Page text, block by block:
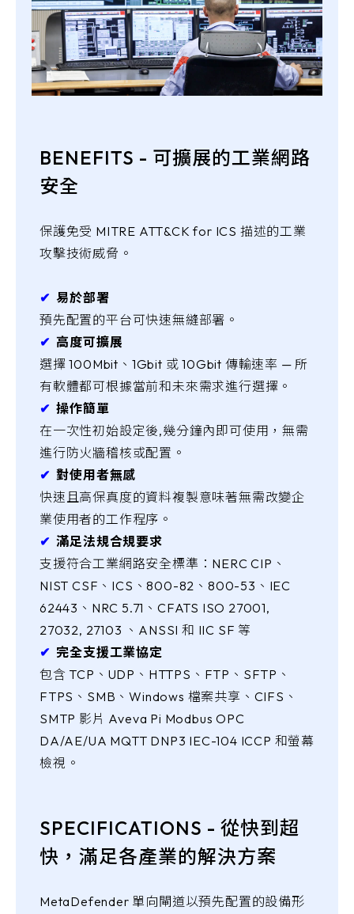
BENEFITS - 可擴展的工業網路
安全
保護免受 MITRE ATT&CK for ICS 描述的工業
攻擊技術威脅。
✔︎ 易於部署
預先配置的平台可快速無縫部署。
✔︎ 高度可擴展
選擇 100Mbit、1Gbit 或 10Gbit 傳輸速率 — 所
有軟體都可根據當前和未來需求進行選擇。
✔︎ 操作簡單
在一次性初始設定後,幾分鐘內即可使用，無需
進行防火牆稽核或配置。
✔︎ 對使用者無感
快速且高保真度的資料複製意味著無需改變企
業使用者的工作程序。
✔︎ 滿足法規合規要求
支援符合工業網路安全標準：NERC CIP、
NIST CSF、ICS、800-82、800-53、IEC
62443、NRC 5.71、CFATS ISO 27001,
27032, 27103 、ANSSI 和 IIC SF 等
✔︎ 完全支援工業協定
包含 TCP、UDP、HTTPS、FTP、SFTP、
FTPS、SMB、Windows 檔案共享、CIFS、
SMTP 影片 Aveva Pi Modbus OPC
DA/AE/UA MQTT DNP3 IEC-104 ICCP 和螢幕
檢視。
SPECIFICATIONS - 從快到超
快，滿足各產業的解決方案
MetaDefender 單向閘道以預先配置的設備形